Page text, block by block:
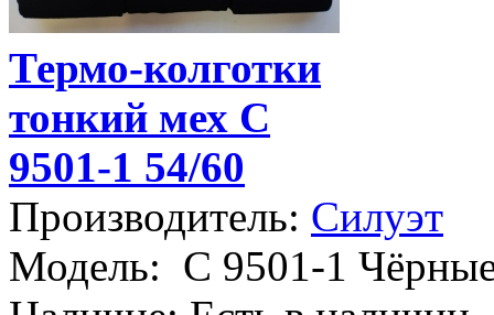
Термо-колготки
тонкий мех С
9501-1 54/60
Производитель: Силуэт
Модель: С 9501-1